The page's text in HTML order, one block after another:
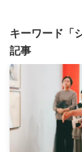
キーワード「
記事